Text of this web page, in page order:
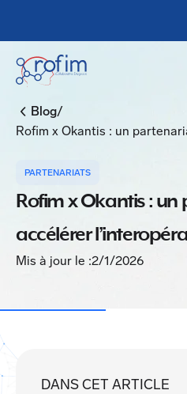
Blog/
Rofim x Okantis : un
PARTENARIATS
Rofim x Okantis :
accélérer
Mis à jour le :2/1/2026
DANS CET ARTICLE